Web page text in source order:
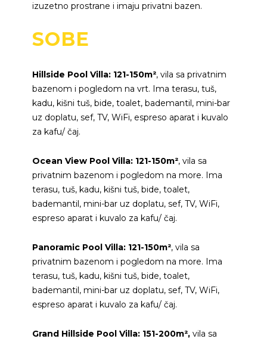
izuzetno prostrane i imaju privatni bazen.
SOBE
Hillside Pool Villa: 121-150m², vila sa privatnim
bazenom i pogledom na vrt. Ima terasu, tuš,
kadu, kišni tuš, bide, toalet, bademantil, mini-bar
uz doplatu, sef, TV, WiFi, espreso aparat i kuvalo
za kafu/ čaj.
Ocean View Pool Villa: 121-150m², vila sa
privatnim bazenom i pogledom na more. Ima
terasu, tuš, kadu, kišni tuš, bide, toalet,
bademantil, mini-bar uz doplatu, sef, TV, WiFi,
espreso aparat i kuvalo za kafu/ čaj.
Panoramic Pool Villa: 121-150m², vila sa
privatnim bazenom i pogledom na more. Ima
terasu, tuš, kadu, kišni tuš, bide, toalet,
bademantil, mini-bar uz doplatu, sef, TV, WiFi,
espreso aparat i kuvalo za kafu/ čaj.
Grand Hillside Pool Villa: 151-200m², vila sa